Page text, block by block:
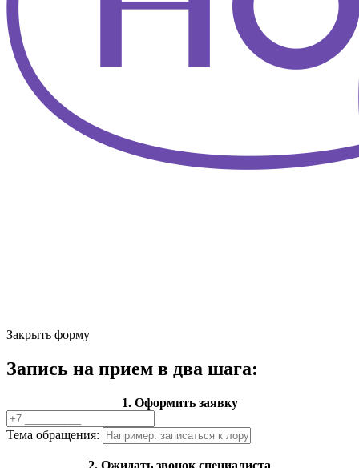
Закрыть форму
Запись на прием в два шага:
1. Оформить заявку
Тема обращения:
2. Ожидать звонок специалиста